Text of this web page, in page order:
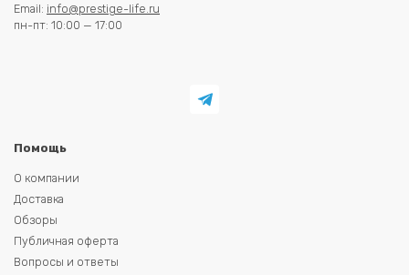
Email: info@prestige-life.ru
пн-пт: 10:00 — 17:00
Помощь
О компании
Доставка
Обзоры
Публичная оферта
Вопросы и ответы